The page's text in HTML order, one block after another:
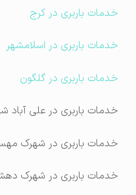
خدمات باربری در کرج
خدمات باربری در اسلامشهر
خدمات باربری در گلگون
خدمات باربری در علی آباد شهریار
خدمات باربری در شهرک مهستان
خدمات باربری در شهرک دهشاد